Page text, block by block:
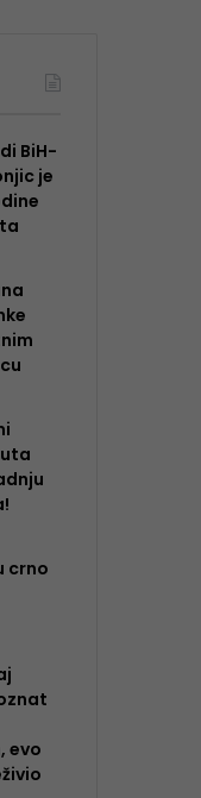
BiH-
je
crno
evo